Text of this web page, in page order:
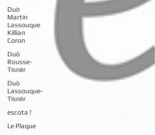
Duò
Martin
Lassouque
Killian
Coron
Duò
Rousse-
Tisnèr
Duò
Lassouque-
Tisnèr
escota !
Le Plaque